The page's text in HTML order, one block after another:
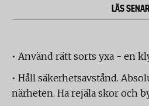
LÄS
• Använd rätt sorts yxa - en
• Håll säkerhetsavstånd.
närheten. Ha rejäla skor och